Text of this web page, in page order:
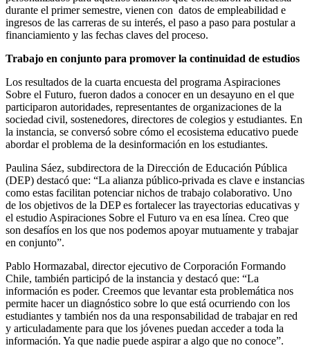
durante el primer semestre, vienen con datos de empleabilidad e
ingresos de las carreras de su interés, el paso a paso para postular a
financiamiento y las fechas claves del proceso.
Trabajo en conjunto para promover la continuidad de estudios
Los resultados de la cuarta encuesta del programa Aspiraciones
Sobre el Futuro, fueron dados a conocer en un desayuno en el que
participaron autoridades, representantes de organizaciones de la
sociedad civil, sostenedores, directores de colegios y estudiantes. En
la instancia, se conversó sobre cómo el ecosistema educativo puede
abordar el problema de la desinformación en los estudiantes.
Paulina Sáez, subdirectora de la Dirección de Educación Pública
(DEP) destacó que: “La alianza público-privada es clave e instancias
como estas facilitan potenciar nichos de trabajo colaborativo. Uno
de los objetivos de la DEP es fortalecer las trayectorias educativas y
el estudio Aspiraciones Sobre el Futuro va en esa línea. Creo que
son desafíos en los que nos podemos apoyar mutuamente y trabajar
en conjunto”.
Pablo Hormazabal, director ejecutivo de Corporación Formando
Chile, también participó de la instancia y destacó que: “La
información es poder. Creemos que levantar esta problemática nos
permite hacer un diagnóstico sobre lo que está ocurriendo con los
estudiantes y también nos da una responsabilidad de trabajar en red
y articuladamente para que los jóvenes puedan acceder a toda la
información. Ya que nadie puede aspirar a algo que no conoce”.